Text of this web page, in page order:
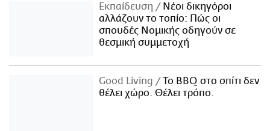
Εκπαίδευση
Νέοι δικηγόροι
αλλάζουν το τοπίο: Πώς οι
σπουδές Νομικής οδηγούν σε
θεσμική συμμετοχή
Good Living
Το BBQ στο σπίτι δεν
θέλει χώρο. Θέλει τρόπο.